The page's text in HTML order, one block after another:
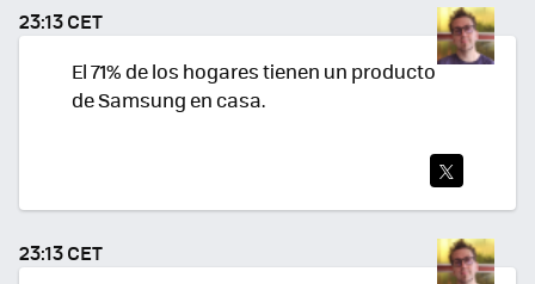
TEA
R
23:13 CET
El 71% de los hogares tienen un producto
de Samsung en casa.
TEA
R
23:13 CET